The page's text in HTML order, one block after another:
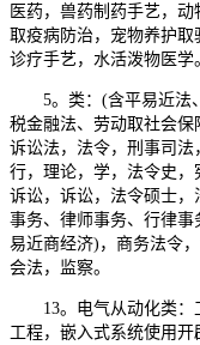
医药，兽药制药手艺，
取疫病防治，宠物养护
诊疗手艺，水活泼物医学
5。类：(含平易近法、
税金融法、劳动取社会保
诉讼法，法令，刑事司法
行，理论，学，法令史
诉讼，诉讼，法令硕士
事务、律师事务、行律
易近商经济)，商务法令
会法，监察。
13。电气从动化类：
工程，嵌入式系统使用